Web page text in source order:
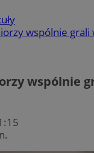
wspólnie
wspólnie